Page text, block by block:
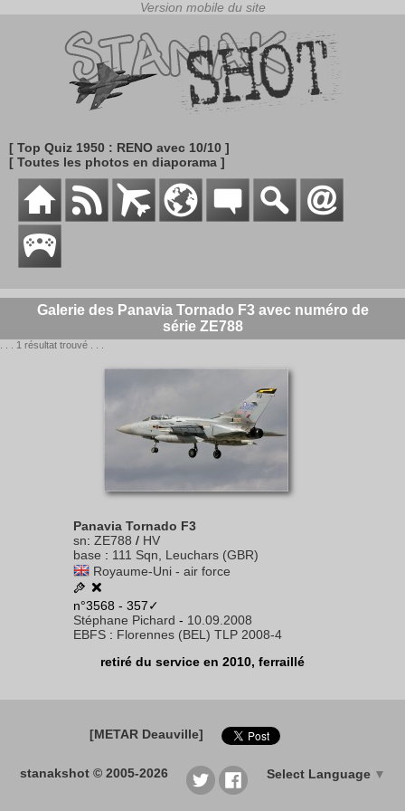
[ Top Quiz 1950 : RENO avec 10/10 ]
[ Toutes les photos en diaporama ]
Galerie des Panavia Tornado F3 avec numéro de
série ZE788
. . . 1 résultat trouvé . . .
Panavia Tornado F3
sn: ZE788 / HV
base : 111 Sqn, Leuchars (GBR)
Royaume-Uni - air force
n°3568 - 357✓
Stéphane Pichard - 10.09.2008
EBFS : Florennes (BEL) TLP 2008-4
retiré du service en 2010, ferraillé
[METAR Deauville]
stanakshot © 2005-2026 Select Language ▼